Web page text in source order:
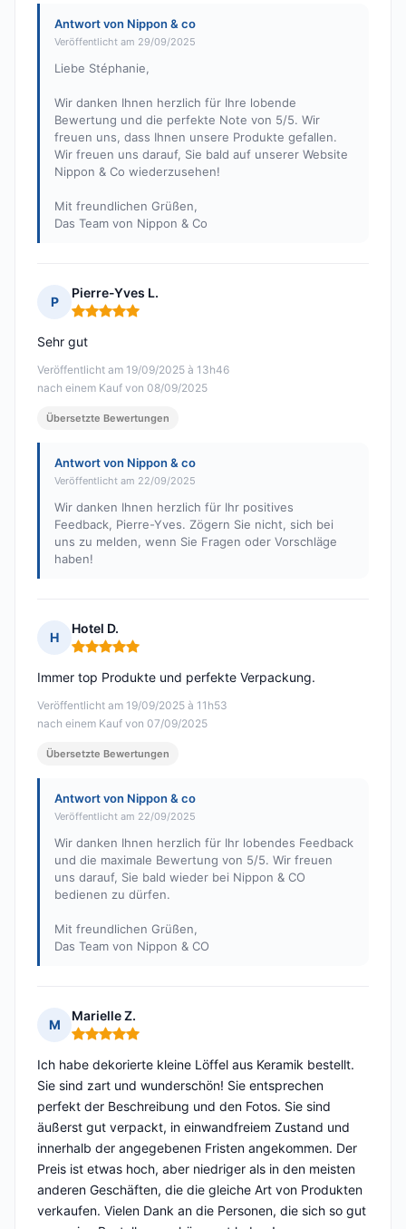
Antwort von Nippon & co
Veröffentlicht am 29/09/2025
Liebe Stéphanie,
Wir danken Ihnen herzlich für Ihre lobende
Bewertung und die perfekte Note von 5/5. Wir
freuen uns, dass Ihnen unsere Produkte gefallen.
Wir freuen uns darauf, Sie bald auf unserer Website
Nippon & Co wiederzusehen!
Mit freundlichen Grüßen,
Das Team von Nippon & Co
P
Pierre-Yves L.
Hinweis: 5 von 5
Veröffentlicht am 19/09/2025 à 13h46
nach einem Kauf von 08/09/2025
Sehr gut
Übersetzte Bewertungen
Antwort von Nippon & co
Veröffentlicht am 22/09/2025
Wir danken Ihnen herzlich für Ihr positives
Feedback, Pierre-Yves. Zögern Sie nicht, sich bei
uns zu melden, wenn Sie Fragen oder Vorschläge
haben!
H
Hotel D.
Hinweis: 5 von 5
Veröffentlicht am 19/09/2025 à 11h53
nach einem Kauf von 07/09/2025
Immer top Produkte und perfekte Verpackung.
Übersetzte Bewertungen
Antwort von Nippon & co
Veröffentlicht am 22/09/2025
Wir danken Ihnen herzlich für Ihr lobendes Feedback
und die maximale Bewertung von 5/5. Wir freuen
uns darauf, Sie bald wieder bei Nippon & CO
bedienen zu dürfen.
Mit freundlichen Grüßen,
Das Team von Nippon & CO
M
Marielle Z.
Hinweis: 5 von 5
Ich habe dekorierte kleine Löffel aus Keramik bestellt.
Sie sind zart und wunderschön! Sie entsprechen
perfekt der Beschreibung und den Fotos. Sie sind
äußerst gut verpackt, in einwandfreiem Zustand und
innerhalb der angegebenen Fristen angekommen. Der
Preis ist etwas hoch, aber niedriger als in den meisten
anderen Geschäften, die die gleiche Art von Produkten
verkaufen. Vielen Dank an die Personen, die sich so gut